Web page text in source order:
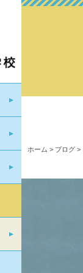
ホーム > ブログ >